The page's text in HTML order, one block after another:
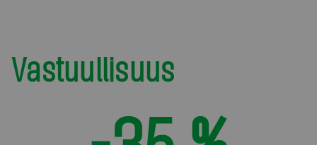
Vastuullisuus